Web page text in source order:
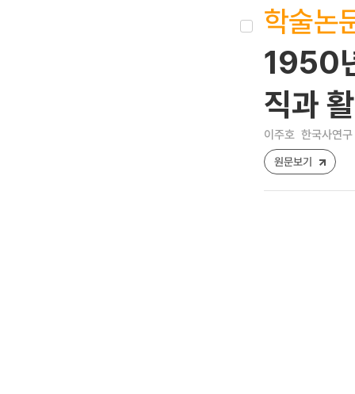
학술논
1950
직과
이주호 한국사연
원문보기